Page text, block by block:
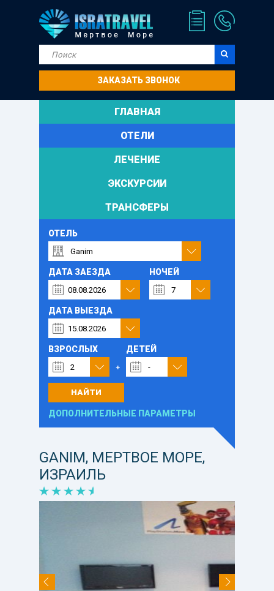
ЗАКАЗАТЬ ЗВОНОК
ГЛАВНАЯ
ОТЕЛИ
ЛЕЧЕНИЕ
ЭКСКУРСИИ
ТРАНСФЕРЫ
ОТЕЛЬ
ДАТА ЗАЕЗДА НОЧЕЙ
ДАТА ВЫЕЗДА
ВЗРОСЛЫХ ДЕТЕЙ
НАЙТИ
ДОПОЛНИТЕЛЬНЫЕ ПАРАМЕТРЫ
GANIM, МЕРТВОЕ МОРЕ,
ИЗРАИЛЬ